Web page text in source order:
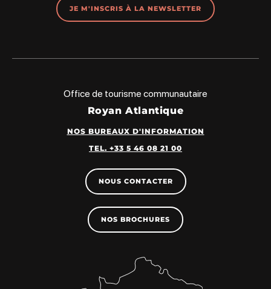
JE M'INSCRIS À LA NEWSLETTER
Office de tourisme communautaire
Royan Atlantique
NOS BUREAUX D'INFORMATION
TEL. +33 5 46 08 21 00
NOUS CONTACTER
NOS BROCHURES